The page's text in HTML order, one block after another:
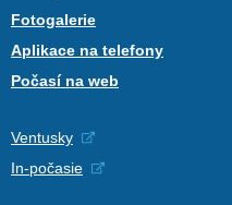
Fotogalerie
Aplikace na telefony
Počasí na web
Ventusky
In-počasie